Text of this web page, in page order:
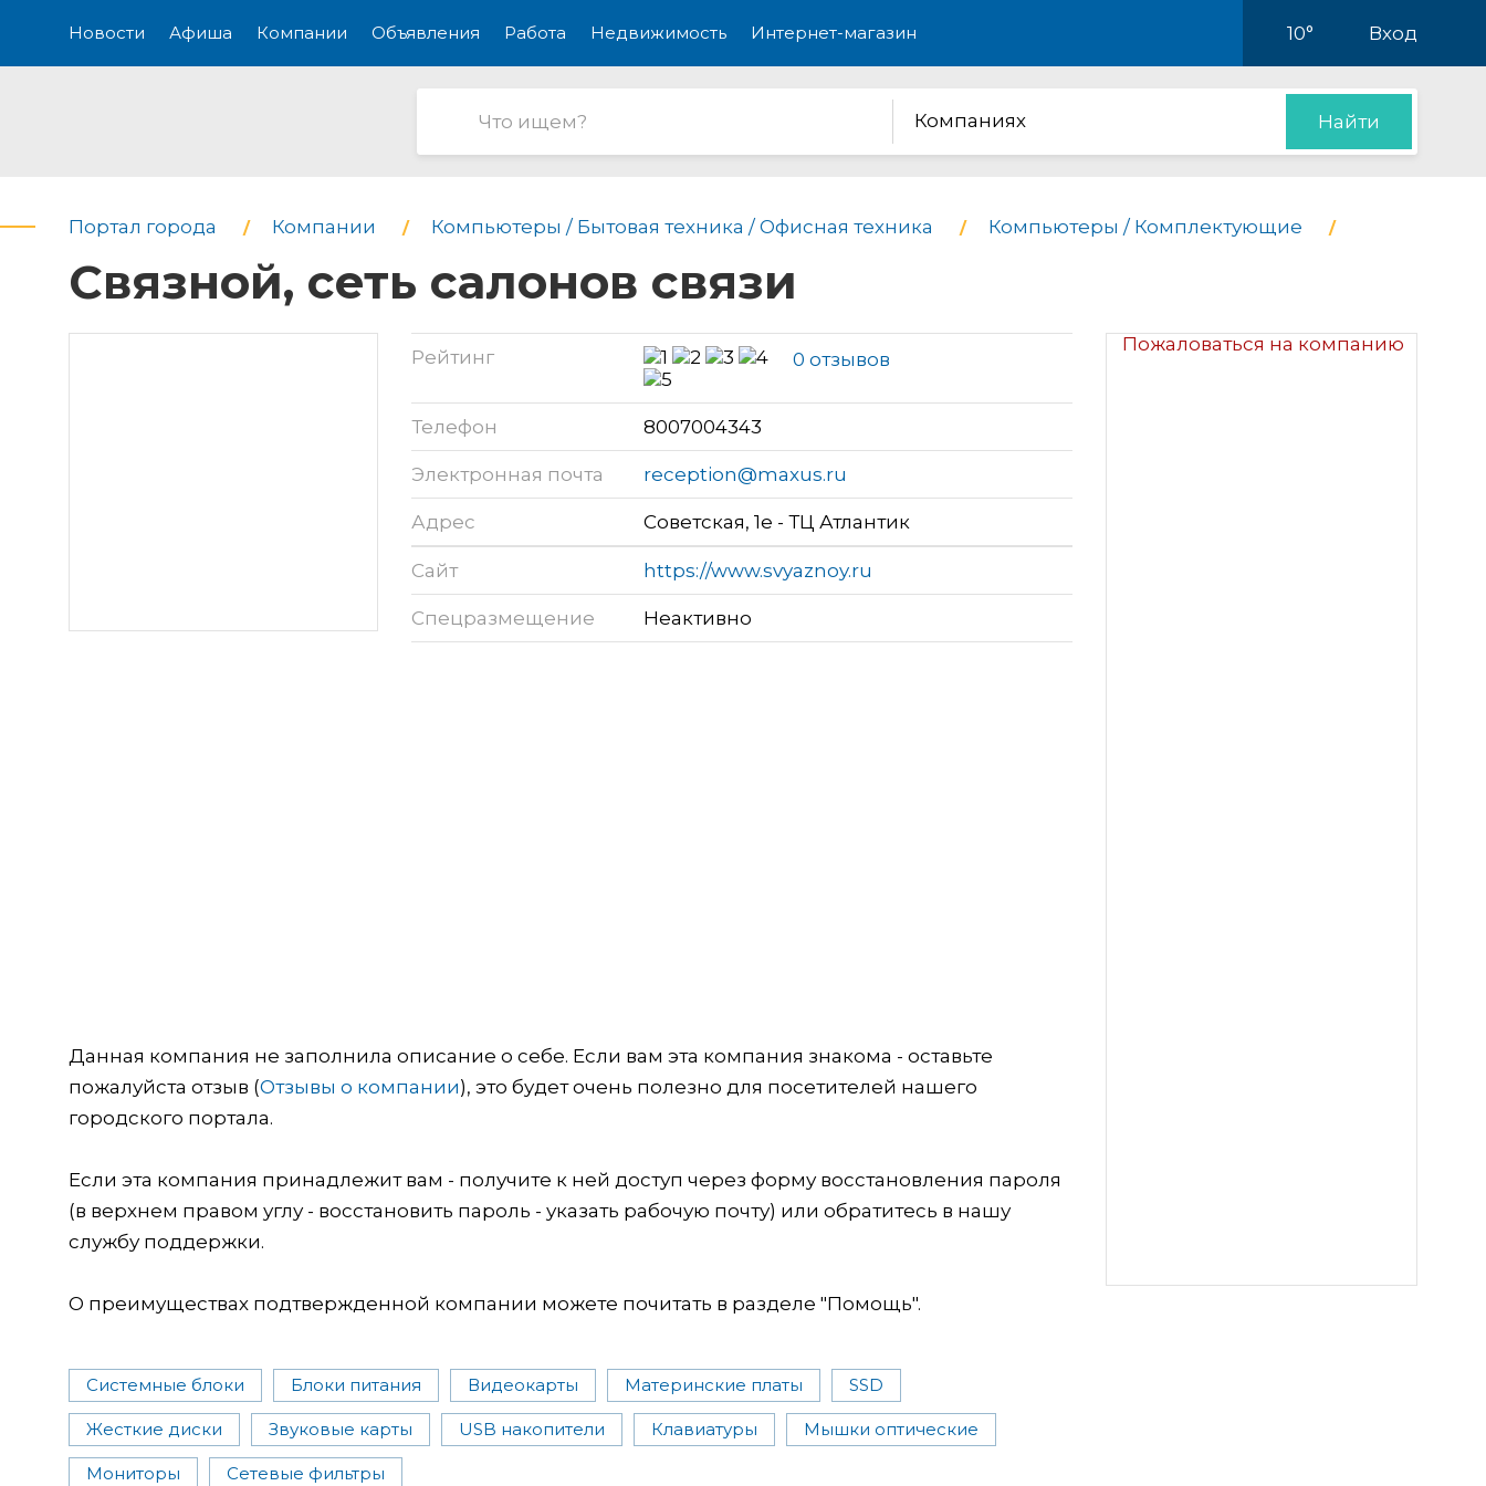
Новости Афиша Компании Объявления Работа Недвижимость Интернет-магазин 10° Вход
Компаниях Найти
Портал города Компании Компьютеры / Бытовая техника / Офисная техника Компьютеры / Комплектующие
Связной, сеть салонов связи
Пожаловаться на компанию
Рейтинг 0 отзывов
Телефон 8007004343
Электронная почта reception@maxus.ru
Адрес Советская, 1е - ТЦ Атлантик
Сайт https://www.svyaznoy.ru
Спецразмещение Неактивно
Данная компания не заполнила описание о себе. Если вам эта компания знакома - оставьте
пожалуйста отзыв (Отзывы о компании), это будет очень полезно для посетителей нашего
городского портала.
Если эта компания принадлежит вам - получите к ней доступ через форму восстановления пароля
(в верхнем правом углу - восстановить пароль - указать рабочую почту) или обратитесь в нашу
службу поддержки.
О преимуществах подтвержденной компании можете почитать в разделе "Помощь".
Системные блоки Блоки питания Видеокарты Материнские платы SSD
Жесткие диски Звуковые карты USB накопители Клавиатуры Мышки оптические
Мониторы Сетевые фильтры